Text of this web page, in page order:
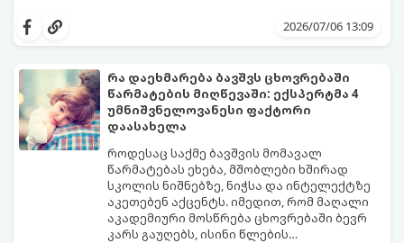
ტკენა, ოჯახის წევრებისთვის
გადაჭარბებული მოთხოვნები
-დანაშაულის განცდა შიგნიდან ფიტავს
ადამიანს და ართმევს მას აწმყოთი
ტკბობის უნარს.
დანაშაულის გრძნობას აქვს თავისი
საკუთარი თუ საზოგადოებრივი მორალური
კოდექსი. თუმცა, როდესაც ეს ემოცია
ქრონიკულ ფორმას იღებს, ის ნევროზულ,
ტოქსიკურ სინდრომად იქცევა.
გთავაზობთ პრაქტიკულ, ფსიქოლოგიურ
გზამკვლევს, თუ როგორ დაამუშაოთ
წარსულის შეცდომები და
გათავისუფლდეთ ამ მძიმე ტვირთისგან:
2026/07/06 13:09
რა დაეხმარება ბავშვს ცხოვრებაში
წარმატების მიღწევაში: ექსპერტმა 4
უმნიშვნელოვანესი ფაქტორი
დაასახელა
როდესაც საქმე ბავშვის მომავალ
წარმატებას ეხება, მშობლები ხშირად
სკოლის ნიშნებზე, ნიჭსა და ინტელექტზე
აკეთებენ აქცენტს. იმედით, რომ მაღალი
აკადემიური მოსწრება ცხოვრებაში ბევრ
კარს გაუღებს, ისინი წლების